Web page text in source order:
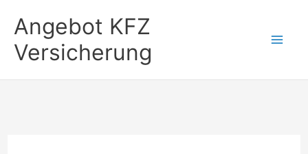
Inhalt
springen
Angebot KFZ
Versicherung